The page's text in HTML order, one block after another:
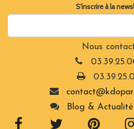
S'inscrire à la
Nous
Blog &